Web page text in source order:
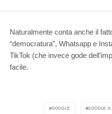
Naturalmente conta anche il
“democratura”, Whatsapp e
TikTok (che invece gode
facile.
GOOGLE GOOGLE